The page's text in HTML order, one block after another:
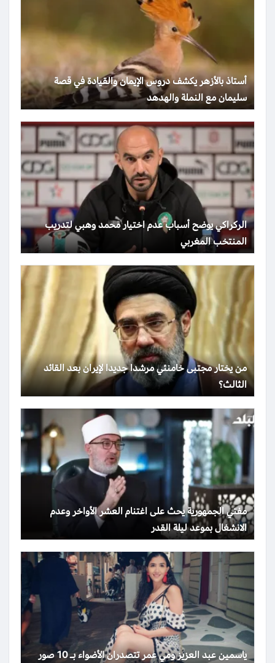
أستاذ بالأزهر يكشف دروس الإيمان والقيادة في قصة
سليمان مع النملة والهدهد
الركراكي يوضح أسباب عدم اختيار محمد وهبي لتدريب
المنتخب المغربي
من يختار مجتبى خامنئي مرشدا جديدا لإيران بعد القائد
الثالث؟
مفتي الجمهورية يحث على اغتنام العشر الأواخر وعدم
الانشغال بموعد ليلة القدر
ياسمين عبد العزيز ومي عمر تتصدران الأضواء بـ 10 صور